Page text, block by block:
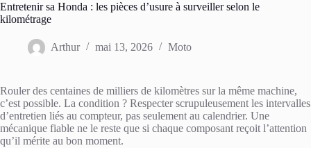
Entretenir sa Honda : les pièces d’usure à surveiller selon le
kilométrage
Arthur mai 13, 2026 Moto
Rouler des centaines de milliers de kilomètres sur la même machine,
c’est possible. La condition ? Respecter scrupuleusement les intervalles
d’entretien liés au compteur, pas seulement au calendrier. Une
mécanique fiable ne le reste que si chaque composant reçoit l’attention
qu’il mérite au bon moment.